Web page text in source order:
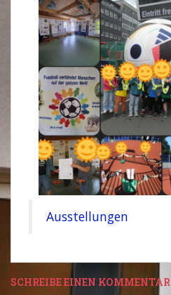
Ausstellungen
SCHREIBE EINEN KOMMENTAR